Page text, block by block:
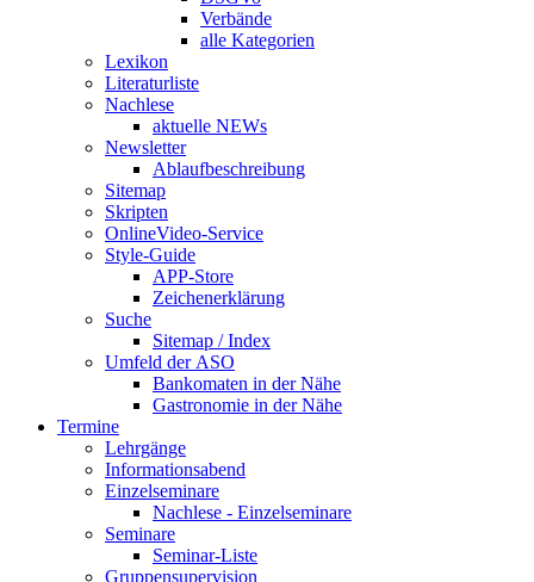
Verbände
alle Kategorien
Lexikon
Literaturliste
Nachlese
aktuelle NEWs
Newsletter
Ablaufbeschreibung
Sitemap
Skripten
OnlineVideo-Service
Style-Guide
APP-Store
Zeichenerklärung
Suche
Sitemap / Index
Umfeld der ASO
Bankomaten in der Nähe
Gastronomie in der Nähe
Termine
Lehrgänge
Informationsabend
Einzelseminare
Nachlese - Einzelseminare
Seminare
Seminar-Liste
Gruppensupervision